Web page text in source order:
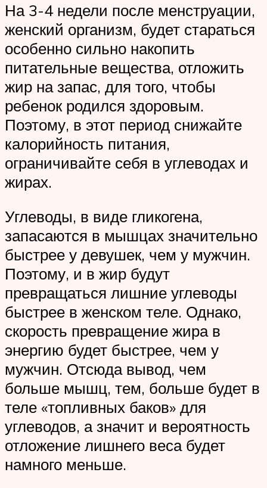
На 3-4 недели после менструации,
женский организм, будет стараться
особенно сильно накопить
питательные вещества, отложить
жир на запас, для того, чтобы
ребенок родился здоровым.
Поэтому, в этот период снижайте
калорийность питания,
ограничивайте себя в углеводах и
жирах.
Углеводы, в виде гликогена,
запасаются в мышцах значительно
быстрее у девушек, чем у мужчин.
Поэтому, и в жир будут
превращаться лишние углеводы
быстрее в женском теле. Однако,
скорость превращение жира в
энергию будет быстрее, чем у
мужчин. Отсюда вывод, чем
больше мышц, тем, больше будет в
теле «топливных баков» для
углеводов, а значит и вероятность
отложение лишнего веса будет
намного меньше.